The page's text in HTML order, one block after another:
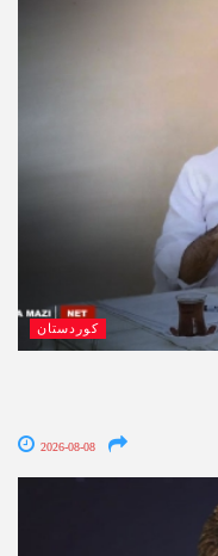
کوردستان
2026-08-08